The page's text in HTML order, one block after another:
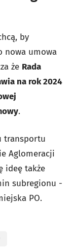
by
nowa umowa
że Rada
na rok 2024
.
transportu
Aglomeracji
ideę także
subregionu -
PO.